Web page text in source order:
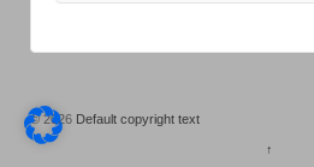
© 2026 Default copyright text
↑